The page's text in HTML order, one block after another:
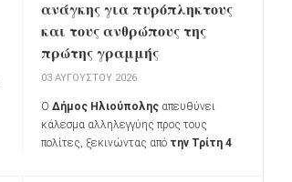
ανάγκης για πυρόπληκτους
και τους ανθρώπους της
πρώτης γραμμής
03 ΑΥΓΟΎΣΤΟΥ 2026
ΟΔήμος Ηλιούπολης απευθύνει
κάλεσμα αλληλεγγύης προς τους
πολίτες, ξεκινώντας από την Τρίτη 4
ειδών πρώτης ανάγκης για τους